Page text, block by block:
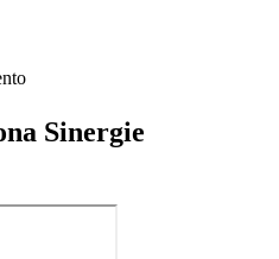
Sinergie